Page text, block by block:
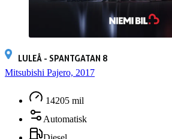
LULEÅ - SPANTGATAN 8
Mitsubishi Pajero, 2017
14205 mil
Automatisk